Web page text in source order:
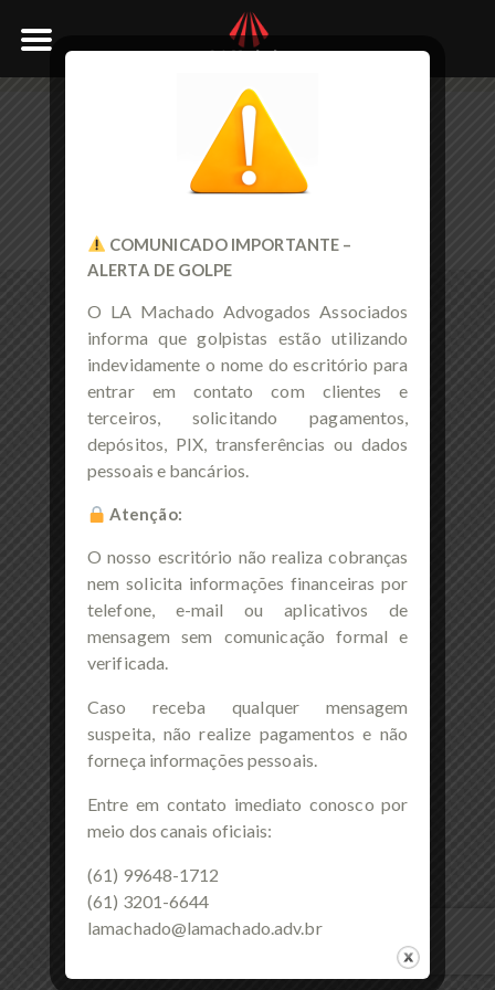
HEADER PORTFOLIO MAIN
COMUNICADO IMPORTANTE –
ALERTA DE GOLPE
O LA Machado Advogados Associados
informa que golpistas estão utilizando
indevidamente o nome do escritório para
entrar em contato com clientes e
terceiros, solicitando pagamentos,
depósitos, PIX, transferências ou dados
pessoais e bancários.
Atenção:
O nosso escritório não realiza cobranças
nem solicita informações financeiras por
telefone, e-mail ou aplicativos de
mensagem sem comunicação formal e
verificada.
Caso receba qualquer mensagem
suspeita, não realize pagamentos e não
forneça informações pessoais.
Entre em contato imediato conosco por
meio dos canais oficiais:
(61) 99648-1712
(61) 3201-6644
lamachado@lamachado.adv.br